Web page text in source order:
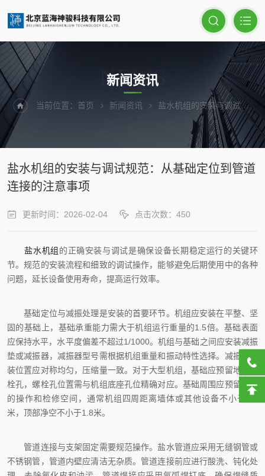
NEWS
新闻资讯
当前位置： 首页 新闻资讯 盐水机组的安装与调试规范：从基础定位到管道连接的注意事项
盐水机组的安装与调试规范：从基础定位到管道
连接的注意事项
更新时间：2026-02-04 点击次数：450
盐水机组 的正确安装与调试是确保设备长期稳定运行的关键环
节。规范的安装流程和细致的调试操作，能够避免后期使用中的各种
问题，延长设备使用寿命，提高运行效率。
基础定位与减振处理是安装的首要环节。机组应安装在平整、坚
固的基础上，基础承重能力需大于机组运行重量的1.5倍。基础表面
应保持水平，水平度偏差不超过1/1000。机组与基础之间应安装减振
垫或减振器，减振器型号需根据机组重量和振动特性选择。减振器安
装位置应对称均匀，压缩量一致。对于大型机组，基础应预留地脚螺
栓孔，螺栓孔位置需与机组底座孔位精确对应。基础周围应预留足够
的操作和检修空间，通常机组四周距离墙体或其他设备不小于1.5
米，顶部净空不小于1.8米。
管道连接与支架固定需要规范操作。盐水管道应采用无缝钢管或
不锈钢管，管道内壁应清洁无杂质。管道连接前应进行酸洗、钝化处